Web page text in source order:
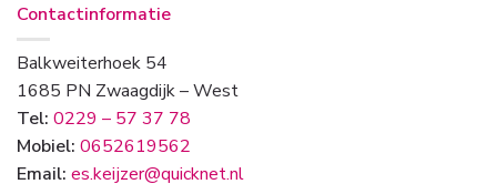
Contactinformatie
Balkweiterhoek 54
1685 PN Zwaagdijk – West
Tel: 0229 – 57 37 78
Mobiel: 0652619562
Email: es.keijzer@quicknet.nl